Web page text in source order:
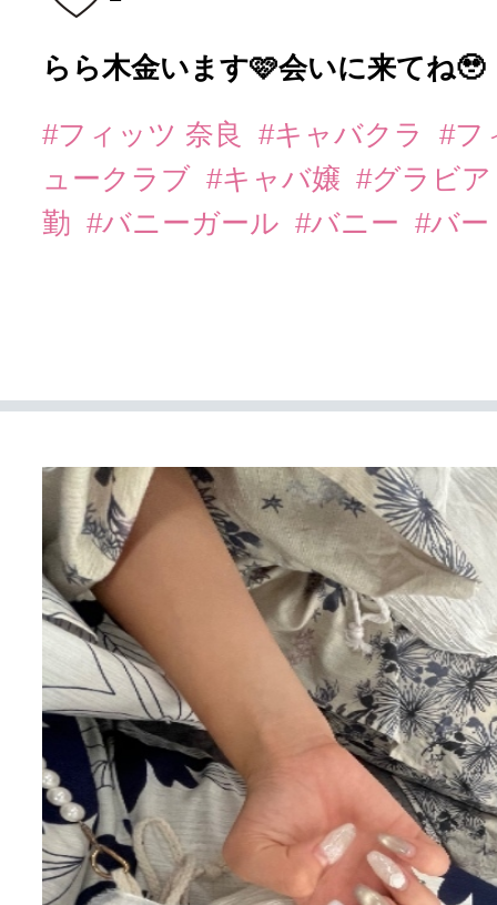
らら木金います🩷会いに来てね🥹
#フィッツ 奈良 #キャバクラ
#フ
ュークラブ #キャバ嬢 #グラビ
勤 #バニーガール #バニー #バー